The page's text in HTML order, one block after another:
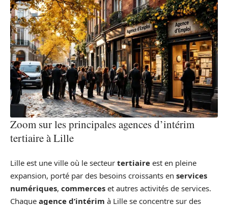
Zoom sur les principales agences d’intérim
tertiaire à Lille
Lille est une ville où le secteur tertiaire est en pleine
expansion, porté par des besoins croissants en services
numériques, commerces et autres activités de services.
Chaque agence d’intérim à Lille se concentre sur des